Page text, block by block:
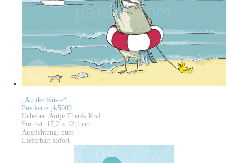
„An der Küste“
Postkarte pk5009
Urheber: Antje Therés Kral
Format: 17,2 x 12,1 cm
Ausrichtung: quer
Lieferbar: sofort